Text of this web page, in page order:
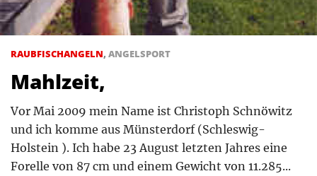
RAUBFISCHANGELN, ANGELSPORT
Mahlzeit,
Vor Mai 2009 mein Name ist Christoph Schnöwitz
und ich komme aus Münsterdorf (Schleswig-
Holstein ). Ich habe 23 August letzten Jahres eine
Forelle von 87 cm und einem Gewicht von 11.285...